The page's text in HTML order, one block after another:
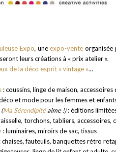
Expo, uneexpo-vente
leurs créations à « prix atelier ».
de la déco esprit « vintage »…
: coussins, linge de maison,
et mode pour les femmes et
(Ma Sérendipitéaime !): éditions
torchons, tabliers, accessoires,
: luminaires, miroirs de sac, tissus
: chaises, fauteuils, banquettes rétro